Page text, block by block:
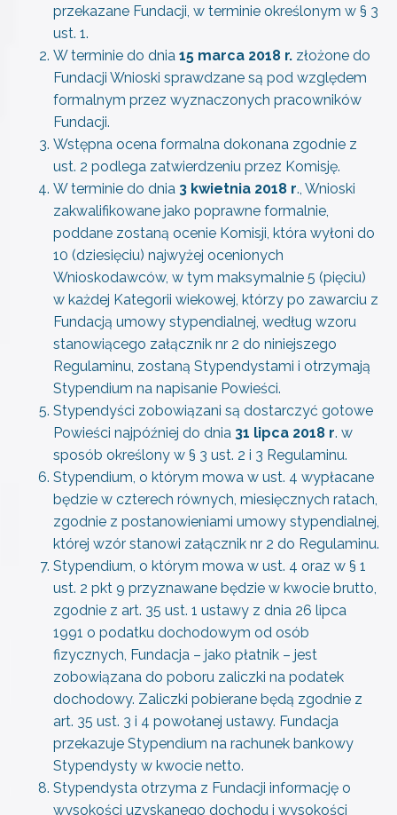
przekazane Fundacji, w terminie określonym w § 3
ust. 1.
W terminie do dnia 15 marca 2018 r. złożone do
Fundacji Wnioski sprawdzane są pod względem
formalnym przez wyznaczonych pracowników
Fundacji.
Wstępna ocena formalna dokonana zgodnie z
ust. 2 podlega zatwierdzeniu przez Komisję.
W terminie do dnia 3 kwietnia 2018 r., Wnioski
zakwalifikowane jako poprawne formalnie,
poddane zostaną ocenie Komisji, która wyłoni do
10 (dziesięciu) najwyżej ocenionych
Wnioskodawców, w tym maksymalnie 5 (pięciu)
w każdej Kategorii wiekowej, którzy po zawarciu z
Fundacją umowy stypendialnej, według wzoru
stanowiącego załącznik nr 2 do niniejszego
Regulaminu, zostaną Stypendystami i otrzymają
Stypendium na napisanie Powieści.
Stypendyści zobowiązani są dostarczyć gotowe
Powieści najpóźniej do dnia 31 lipca 2018 r. w
sposób określony w § 3 ust. 2 i 3 Regulaminu.
Stypendium, o którym mowa w ust. 4 wypłacane
będzie w czterech równych, miesięcznych ratach,
zgodnie z postanowieniami umowy stypendialnej,
której wzór stanowi załącznik nr 2 do Regulaminu.
Stypendium, o którym mowa w ust. 4 oraz w § 1
ust. 2 pkt 9 przyznawane będzie w kwocie brutto,
zgodnie z art. 35 ust. 1 ustawy z dnia 26 lipca
1991 o podatku dochodowym od osób
fizycznych, Fundacja – jako płatnik – jest
zobowiązana do poboru zaliczki na podatek
dochodowy. Zaliczki pobierane będą zgodnie z
art. 35 ust. 3 i 4 powołanej ustawy. Fundacja
przekazuje Stypendium na rachunek bankowy
Stypendysty w kwocie netto.
Stypendysta otrzyma z Fundacji informację o
wysokości uzyskanego dochodu i wysokości